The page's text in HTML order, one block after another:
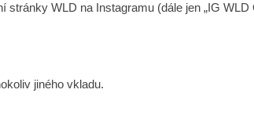
WLD na Instagramu (dále jen „IG
jiného vkladu.